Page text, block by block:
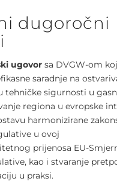
dugoročni
ugovorsa DVGW-om
saradnje na
tehničke sigurnosti u
regiona u evropske
harmonizirane
u ovoj
prijenosa EU-
kao i stvaranje
u praksi.